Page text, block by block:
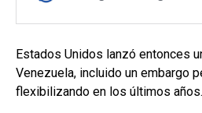
Estados Unidos lanzó entonces
Venezuela, incluido un embargo
flexibilizando en los últimos años.